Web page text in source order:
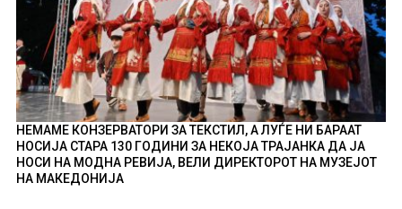
НЕМАМЕ КОНЗЕРВАТОРИ ЗА ТЕКСТИЛ, А ЛУЃЕ НИ БАРААТ
НОСИЈА СТАРА 130 ГОДИНИ ЗА НЕКОЈА ТРАЈАНКА ДА ЈА
НОСИ НА МОДНА РЕВИЈА, ВЕЛИ ДИРЕКТОРОТ НА МУЗЕЈОТ
НА МАКЕДОНИЈА